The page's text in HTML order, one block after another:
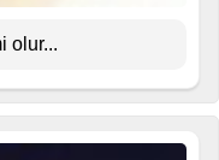
olur...